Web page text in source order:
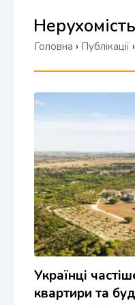
Нерухомість
Головна › Публікації ›
Українці
квартири та